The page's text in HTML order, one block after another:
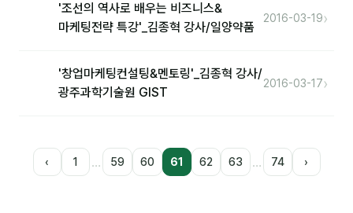
'조선의 역사로 배우는 비즈니스&
마케팅전략 특강'_김종혁 강사/일양약품
2016-03-19›
'창업마케팅컨설팅&멘토링'_김종혁 강사/
광주과학기술원 GIST
2016-03-17›
‹ 1 … 59 60 61 62 63 … 74 ›